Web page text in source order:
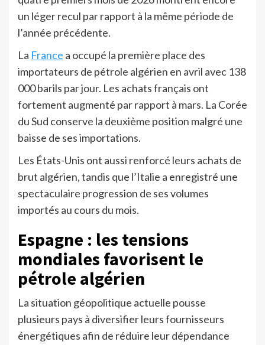
un léger recul par rapport à la même période de
l’année précédente.
La France a occupé la première place des
importateurs de pétrole algérien en avril avec 138
000 barils par jour. Les achats français ont
fortement augmenté par rapport à mars. La Corée
du Sud conserve la deuxième position malgré une
baisse de ses importations.
Les États-Unis ont aussi renforcé leurs achats de
brut algérien, tandis que l’Italie a enregistré une
spectaculaire progression de ses volumes
importés au cours du mois.
Espagne : les tensions
mondiales favorisent le
pétrole algérien
La situation géopolitique actuelle pousse
plusieurs pays à diversifier leurs fournisseurs
énergétiques afin de réduire leur dépendance